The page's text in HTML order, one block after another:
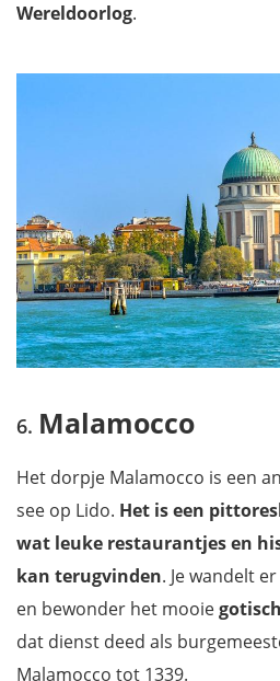
Wereldoorlog.
Malamocco
Het dorpje Malamocco is een
see op Lido. Het is een
wat leuke restaurantjes en
kan terugvinden. Je wandelt
en bewonder het mooie
dat dienst deed als
Malamocco tot 1339.